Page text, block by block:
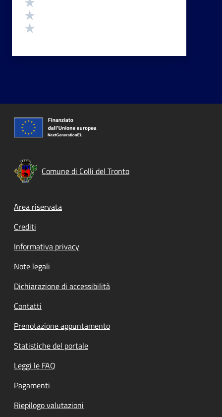
Comune di Colli del Tronto
Footer menu
Area riservata
Crediti
Informativa privacy
Note legali
Dichiarazione di accessibilità
Contatti
Prenotazione appuntamento
Statistiche del portale
Leggi le FAQ
Pagamenti
Riepilogo valutazioni